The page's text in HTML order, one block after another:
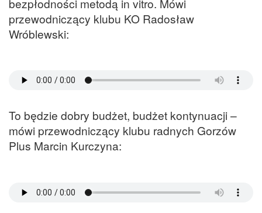
bezpłodności metodą in vitro. Mówi
przewodniczący klubu KO Radosław
Wróblewski:
To będzie dobry budżet, budżet kontynuacji –
mówi przewodniczący klubu radnych Gorzów
Plus Marcin Kurczyna: